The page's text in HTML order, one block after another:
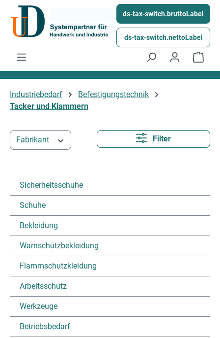
Ga naar de hoofdinhoud ds-tax-switch.bruttoLabel
ds-tax-switch.nettoLabel
Industriebedarf
Befestigungstechnik
Tacker und Klammern
Fabrikant Filter
Sicherheitsschuhe
Schuhe
Bekleidung
Warnschutzbekleidung
Flammschutzkleidung
Arbeitsschutz
Werkzeuge
Betriebsbedarf